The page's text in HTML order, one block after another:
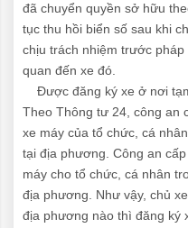
đã chuyển quyền sở hữu
tục thu hồi biển số sau khi
chịu trách nhiệm trước
quan đến xe đó.
Được đăng ký xe ở nơi
Theo Thông tư 24, công an
xe máy của tổ chức, cá
tại địa phương. Công an
máy cho tổ chức, cá nhân
địa phương. Như vậy, chủ
địa phương nào thì đăng ký